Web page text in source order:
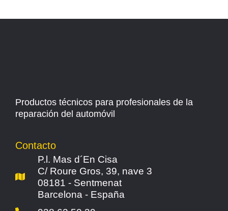
Productos técnicos para profesionales de la
reparación del automóvil
Contacto
P.l. Mas d´En Cisa
C/ Roure Gros, 39, nave 3
08181 - Sentmenat
Barcelona - España